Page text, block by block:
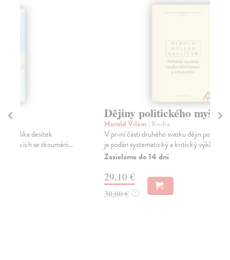
Dějiny politického myšlení II./1
V první části druhého svazku dějin politického myšlení
je podán systematický a kritický výklad polit...